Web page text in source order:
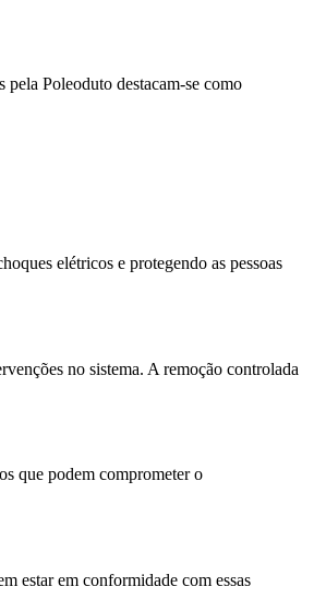
pela Poleoduto destacam-se como
elétricos e protegendo as pessoas
no sistema. A remoção controlada
que podem comprometer o
estar em conformidade com essas